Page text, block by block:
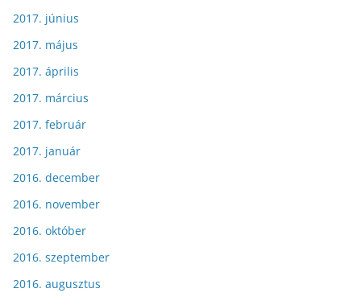
2017. június
2017. május
2017. április
2017. március
2017. február
2017. január
2016. december
2016. november
2016. október
2016. szeptember
2016. augusztus